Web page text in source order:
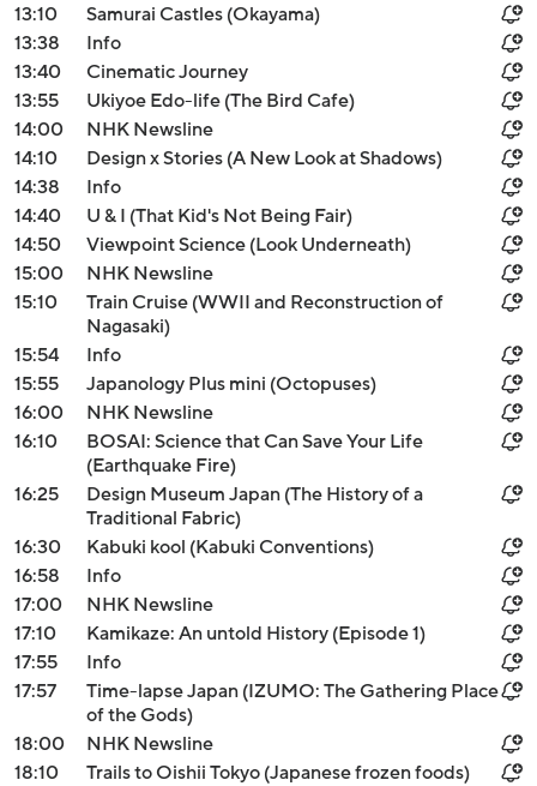
13:10
Samurai Castles (Okayama)
13:38
Info
13:40
Cinematic Journey
13:55
Ukiyoe Edo-life (The Bird Cafe)
14:00
NHK Newsline
14:10
Design x Stories (A New Look at Shadows)
14:38
Info
14:40
U & I (That Kid's Not Being Fair)
14:50
Viewpoint Science (Look Underneath)
15:00
NHK Newsline
15:10
Train Cruise (WWII and Reconstruction of
Nagasaki)
15:54
Info
15:55
Japanology Plus mini (Octopuses)
16:00
NHK Newsline
16:10
BOSAI: Science that Can Save Your Life
(Earthquake Fire)
16:25
Design Museum Japan (The History of a
Traditional Fabric)
16:30
Kabuki kool (Kabuki Conventions)
16:58
Info
17:00
NHK Newsline
17:10
Kamikaze: An untold History (Episode 1)
17:55
Info
17:57
Time-lapse Japan (IZUMO: The Gathering Place
of the Gods)
18:00
NHK Newsline
18:10
Trails to Oishii Tokyo (Japanese frozen foods)